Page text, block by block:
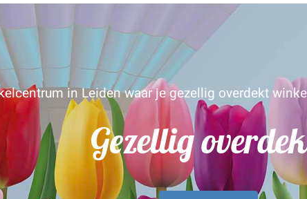
in Leiden waar je gezellig overdekt
Gezellig